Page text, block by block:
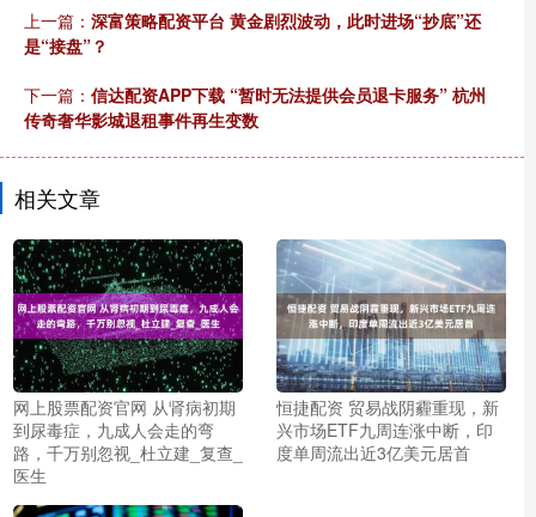
上一篇： 深富策略配资平台 黄金剧烈波动，此时进场“抄底”还
是“接盘”？
下一篇： 信达配资APP下载 “暂时无法提供会员退卡服务” 杭州
传奇奢华影城退租事件再生变数
相关文章
网上股票配资官网 从肾病初期
到尿毒症，九成人会走的弯
路，千万别忽视_杜立建_复查_
医生
恒捷配资 贸易战阴霾重现，新
兴市场ETF九周连涨中断，印
度单周流出近3亿美元居首